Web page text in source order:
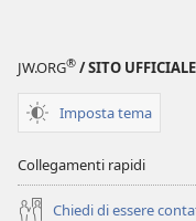
JW.ORG® / SITO
Imposta tema
Collegamenti rapidi
Chiedi di essere